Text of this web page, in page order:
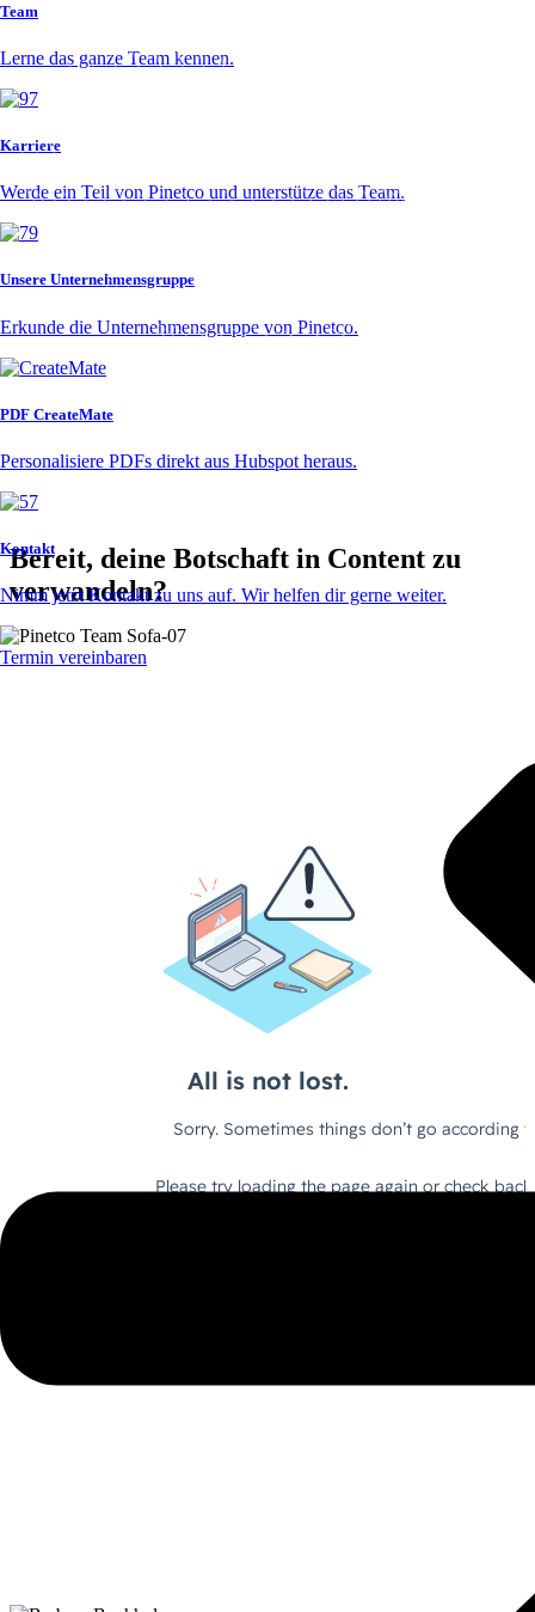
Team
Lerne das ganze Team kennen.
Karriere
Werde ein Teil von Pinetco und unterstütze das Team.
Unsere Unternehmensgruppe
Erkunde die Unternehmensgruppe von Pinetco.
PDF CreateMate
Personalisiere PDFs direkt aus Hubspot heraus.
Kontakt
Nimm jetzt Kontakt zu uns auf. Wir helfen dir gerne weiter.
Termin vereinbaren
Bereit, deine Botschaft in Content zu
verwandeln?
Lass uns gemeinsam kreativ werden und dein Unternehmen auf ein
neues Level heben.